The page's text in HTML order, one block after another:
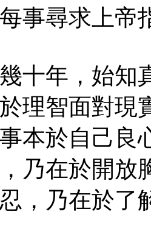
事尋求上帝
十年，始知
理智面對現
本於自己良
乃在於開放
，乃在於了